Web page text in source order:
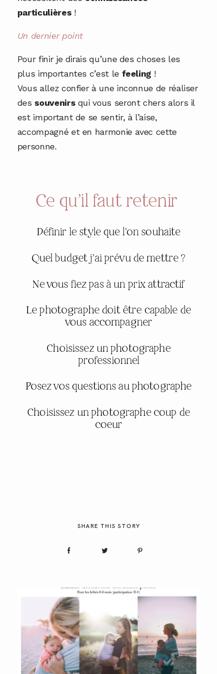
particulières!
Un dernier point
Pour finir je dirais qu’une des choses les
plus importantes c’est le feeling !
Vous allez confier à une inconnue de réaliser
des souvenirsqui vous seront chers alors il
est important de se sentir, à l’aise,
accompagné et en harmonie avec cette
personne.
Ce qu’il faut retenir
Définir le style que l’on souhaite
Quel budget j’ai prévu de mettre ?
Ne vous fiez pas à un prix attractif
Le photographe doit être capable de
vous accompagner
Choisissez un photographe
professionnel
Posez vos questions au photographe
Choisissez un photographe coup de
coeur
SHARE THIS STORY